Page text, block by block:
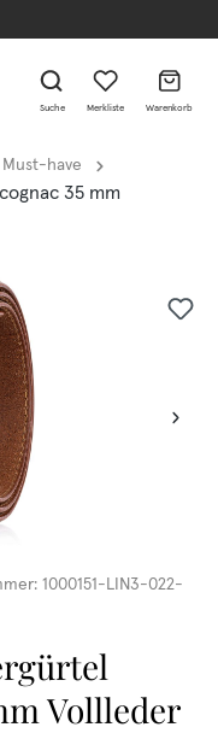
Suche Merkliste Warenkorb
Must-have
35 mm
1000151-LIN3-022-
Vollleder